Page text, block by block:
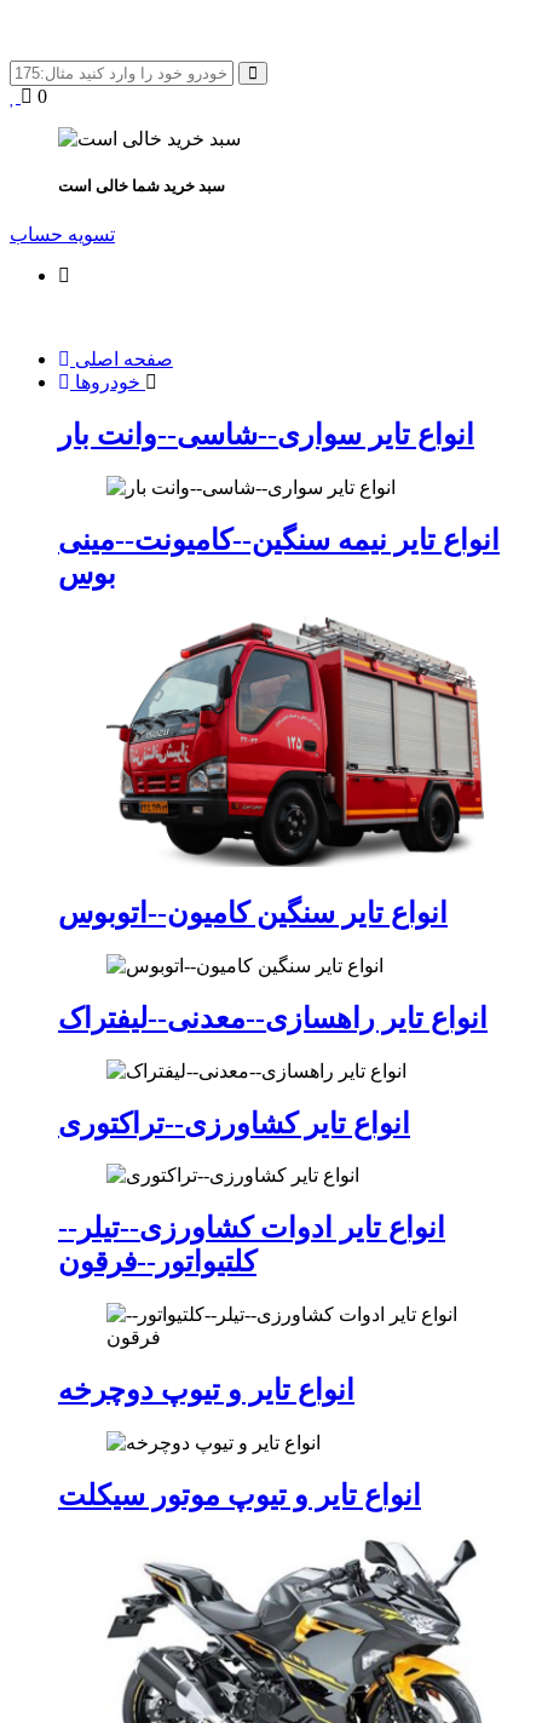
0
سبد خرید شما خالی است
تسویه حساب
صفحه اصلی
خودروها
انواع تایر سواری--شاسی--وانت بار
انواع تایر نیمه سنگین--کامیونت--مینی
بوس
انواع تایر سنگین کامیون--اتوبوس
انواع تایر راهسازی--معدنی--لیفتراک
انواع تایر کشاورزی--تراکتوری
انواع تایر ادوات کشاورزی--تیلر--
کلتیواتور--فرقون
انواع تایر و تیوپ دوچرخه
انواع تایر و تیوپ موتور سیکلت